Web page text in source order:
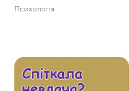
Психологія